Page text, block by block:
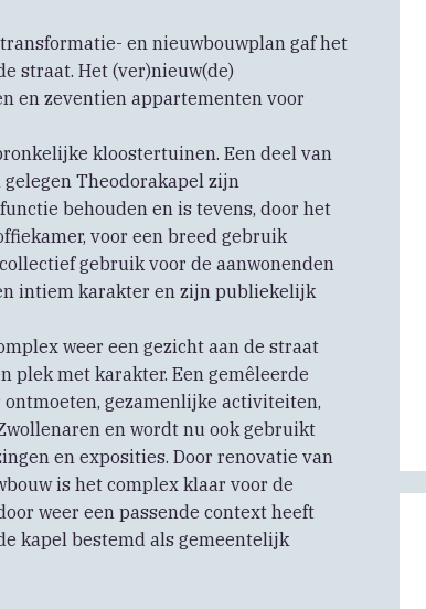
en nieuwbouwplan gaf het
straat. Het (ver)nieuw(de)
en zeventien appartementen voor
kloostertuinen. Een deel van
Theodorakapel zijn
behouden en is tevens, door het
voor een breed gebruik
gebruik voor de aanwonenden
intiem karakter en zijn publiekelijk
weer een gezicht aan de straat
plek met karakter. Een gemêleerde
gezamenlijke activiteiten,
en wordt nu ook gebruikt
en exposities. Door renovatie van
is het complex klaar voor de
weer een passende context heeft
kapel bestemd als gemeentelijk